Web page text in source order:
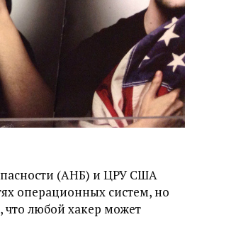
(АНБ) и ЦРУ США
операционных систем, но
что любой хакер может